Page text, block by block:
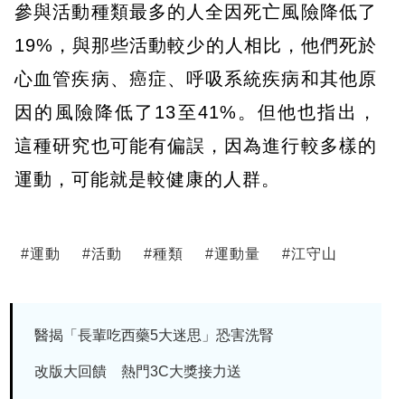
參與活動種類最多的人全因死亡風險降低了
19%，與那些活動較少的人相比，他們死於
心血管疾病、癌症、呼吸系統疾病和其他原
因的風險降低了13至41%。但他也指出，
這種研究也可能有偏誤，因為進行較多樣的
運動，可能就是較健康的人群。
#運動 #活動 #種類 #運動量 #江守山
醫揭「長輩吃西藥5大迷思」恐害洗腎
改版大回饋 熱門3C大獎接力送